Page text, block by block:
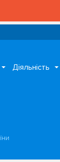
Діяльність